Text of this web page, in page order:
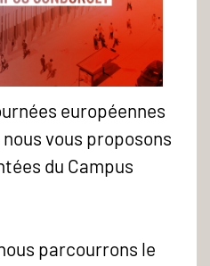
européennes
vous proposons
du Campus
parcourrons le